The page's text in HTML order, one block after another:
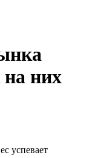
них
успевает